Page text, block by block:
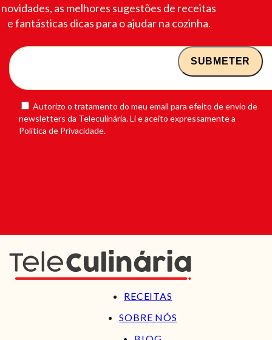
novidades, as melhores sugestões de receitas
e fantásticas dicas para o ajudar na cozinha.
Autorizo o tratamento do meu email para efeito de envio de
newsletters da Teleculinária. Li e aceito expressamente a
Política de Privacidade.
RECEITAS
SOBRE NÓS